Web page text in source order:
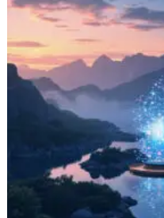
MacOS
Sequoia
15.7.7
Sonoma
di